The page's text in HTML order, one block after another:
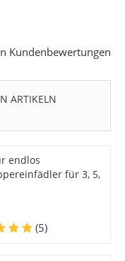
Kundenbewertungen
ARTIKELN
endlos
für 3, 5,
(5)